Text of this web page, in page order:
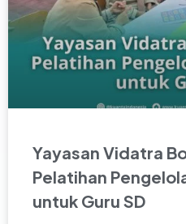
Yayasan Vidatra
Pelatihan
untuk Guru SD